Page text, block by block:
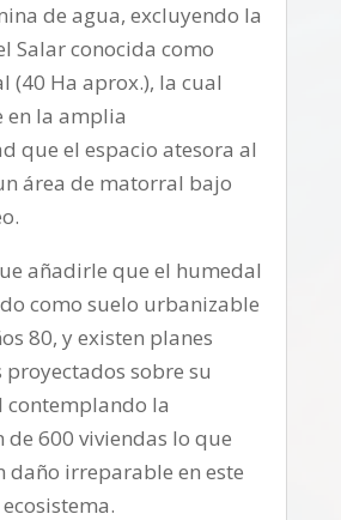
de agua, excluyendo la
Salar conocida como
(40 Ha aprox.), la cual
en la amplia
que el espacio atesora al
área de matorral bajo
añadirle que el humedal
como suelo urbanizable
80, y existen planes
sobre su
contemplando la
de 600 viviendas lo que
daño irreparable en este